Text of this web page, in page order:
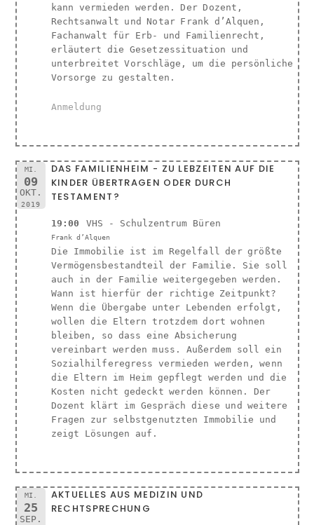
kann vermieden werden. Der Dozent,
Rechtsanwalt und Notar Frank d’Alquen,
Fachanwalt für Erb- und Familienrecht,
erläutert die Gesetzessituation und
unterbreitet Vorschläge, um die persönliche
Vorsorge zu gestalten.
Anmeldung
MI.
09
OKT.
2019
DAS FAMILIENHEIM - ZU LEBZEITEN AUF DIE
KINDER ÜBERTRAGEN ODER DURCH
TESTAMENT?
19:00 VHS - Schulzentrum Büren
Frank d’Alquen
Die Immobilie ist im Regelfall der größte
Vermögensbestandteil der Familie. Sie soll
auch in der Familie weitergegeben werden.
Wann ist hierfür der richtige Zeitpunkt?
Wenn die Übergabe unter Lebenden erfolgt,
wollen die Eltern trotzdem dort wohnen
bleiben, so dass eine Absicherung
vereinbart werden muss. Außerdem soll ein
Sozialhilferegress vermieden werden, wenn
die Eltern im Heim gepflegt werden und die
Kosten nicht gedeckt werden können. Der
Dozent klärt im Gespräch diese und weitere
Fragen zur selbstgenutzten Immobilie und
zeigt Lösungen auf.
MI.
25
SEP.
AKTUELLES AUS MEDIZIN UND
RECHTSPRECHUNG